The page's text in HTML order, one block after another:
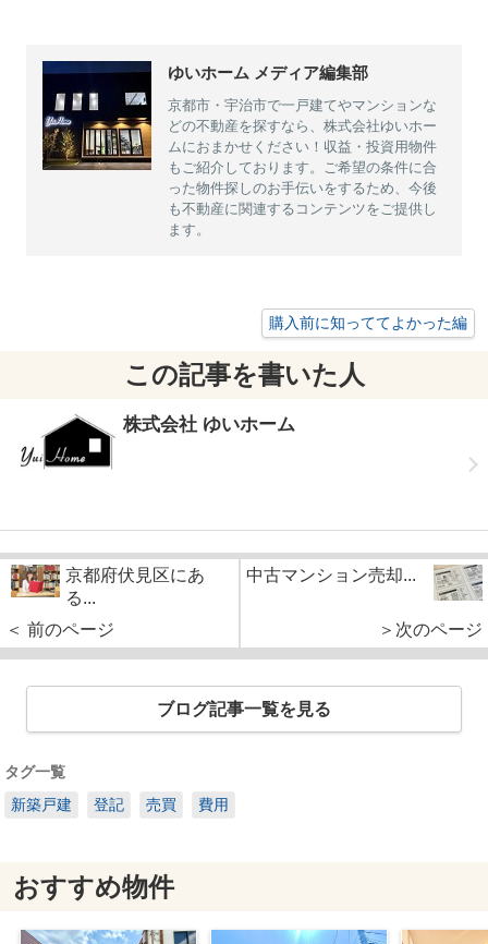
ゆいホーム メディア編集部
京都市・宇治市で一戸建てやマンションな
どの不動産を探すなら、株式会社ゆいホー
ムにおまかせください！収益・投資用物件
もご紹介しております。ご希望の条件に合
った物件探しのお手伝いをするため、今後
も不動産に関連するコンテンツをご提供し
ます。
購入前に知っててよかった編
この記事を書いた人
株式会社 ゆいホーム
京都府伏見区にあ
る...
＜ 前のページ
中古マンション売却...
＞次のページ
ブログ記事一覧を見る
タグ一覧
新築戸建
登記 売買 費用
おすすめ物件